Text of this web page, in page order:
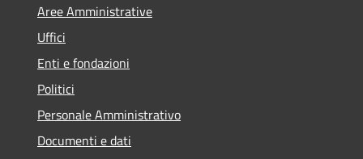
Aree Amministrative
Uffici
Enti e fondazioni
Politici
Personale Amministrativo
Documenti e dati